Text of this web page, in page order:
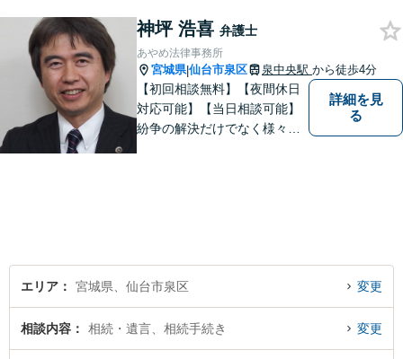
神坪 浩喜 弁護士
あやめ法律事務所
宮城県|仙台市泉区 泉中央駅 から徒歩4分
【初回相談無料】【夜間休日
対応可能】【当日相談可能】
紛争の解決だけでなく様々な
詳細を見
る
エリア 宮城県、仙台市泉区 変更
相談内容 相続・遺言、相続手続き 変更